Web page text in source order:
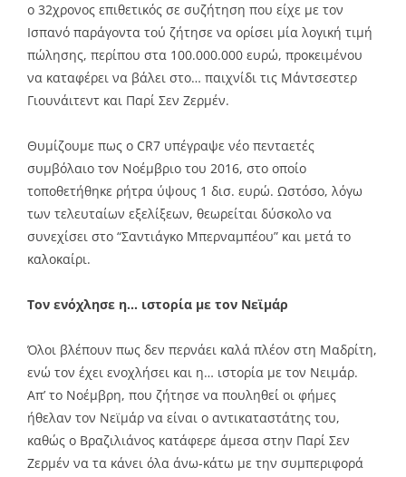
ο 32χρονος επιθετικός σε συζήτηση που είχε με τον
Ισπανό παράγοντα τού ζήτησε να ορίσει μία λογική τιμή
πώλησης, περίπου στα 100.000.000 ευρώ, προκειμένου
να καταφέρει να βάλει στο… παιχνίδι τις Μάντσεστερ
Γιουνάιτεντ και Παρί Σεν Ζερμέν.
Θυμίζουμε πως ο CR7 υπέγραψε νέο πενταετές
συμβόλαιο τον Νοέμβριο του 2016, στο οποίο
τοποθετήθηκε ρήτρα ύψους 1 δισ. ευρώ. Ωστόσο, λόγω
των τελευταίων εξελίξεων, θεωρείται δύσκολο να
συνεχίσει στο “Σαντιάγκο Μπερναμπέου” και μετά το
καλοκαίρι.
Tον ενόχλησε η… ιστορία με τον Νεϊμάρ
Όλοι βλέπουν πως δεν περνάει καλά πλέον στη Μαδρίτη,
ενώ τον έχει ενοχλήσει και η… ιστορία με τον Νειμάρ.
Απ’ το Νοέμβρη, που ζήτησε να πουληθεί οι φήμες
ήθελαν τον Νεϊμάρ να είναι ο αντικαταστάτης του,
καθώς ο Βραζιλιάνος κατάφερε άμεσα στην Παρί Σεν
Ζερμέν να τα κάνει όλα άνω-κάτω με την συμπεριφορά